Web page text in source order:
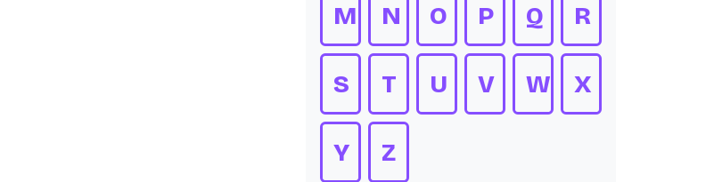
M N O P Q R
S T U V W X
Y Z